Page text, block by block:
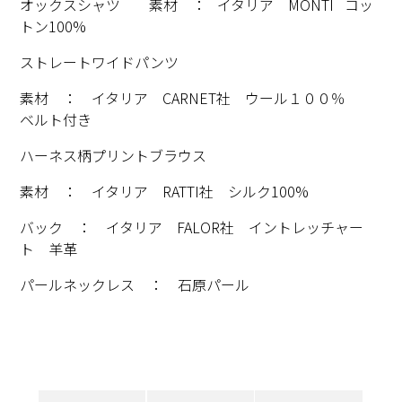
オックスシャツ 素材 ： イタリア MONTI コッ
トン100%
ストレートワイドパンツ
素材 ： イタリア CARNET社 ウール１００％
ベルト付き
ハーネス柄プリントブラウス
素材 ： イタリア RATTI社 シルク100%
バック ： イタリア FALOR社 イントレッチャー
ト 羊革
パールネックレス ： 石原パール